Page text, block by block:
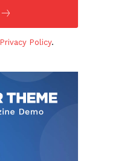
Privacy Policy.